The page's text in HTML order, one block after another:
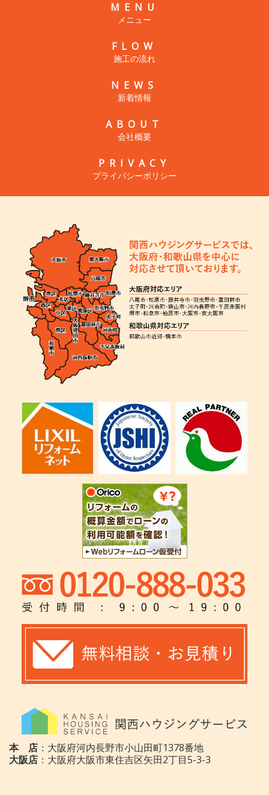
MENU
メニュー
FLOW
施工の流れ
NEWS
新着情報
ABOUT
会社概要
PRIVACY
プライバシーポリシー
本 店 ：大阪府河内長野市小山田町1378番地
大阪店 ：大阪府大阪市東住吉区矢田2丁目5-3-3